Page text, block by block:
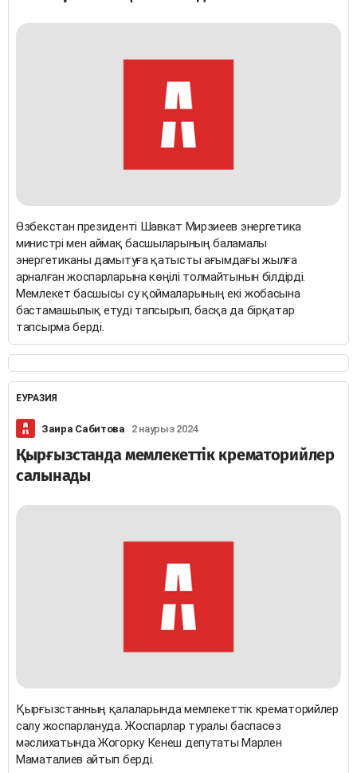
Өзбекстан президенті Шавкат Мирзиеев энергетика
министрі мен аймақ басшыларының баламалы
энергетиканы дамытуға қатысты ағымдағы жылға
арналған жоспарларына көңілі толмайтынын білдірді.
Мемлекет басшысы су қоймаларының екі жобасына
бастамашылық етуді тапсырып, басқа да бірқатар
тапсырма берді.
ЕУРАЗИЯ
Заира Сабитова 2 наурыз 2024
Қырғызстанда мемлекеттік крематорийлер
салынады
Қырғызстанның қалаларында мемлекеттік крематорийлер
салу жоспарлануда. Жоспарлар туралы баспасөз
мәслихатында Жогорку Кенеш депутаты Марлен
Маматалиев айтып берді.